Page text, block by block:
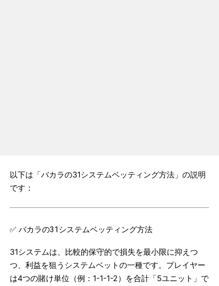
以下は「バカラの31システムベッティング方法」の説明
です：
✅ バカラの31システムベッティング方法
31システムは、比較的保守的で損失を最小限に抑えつ
つ、利益を狙うシステムベットの一種です。プレイヤー
は4つの賭け単位（例：1-1-1-2）を合計「5ユニット」で